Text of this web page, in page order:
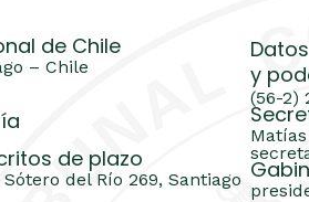
de Chile
– Chile
de plazo
del Río 269, Santiago
y
(56-2)